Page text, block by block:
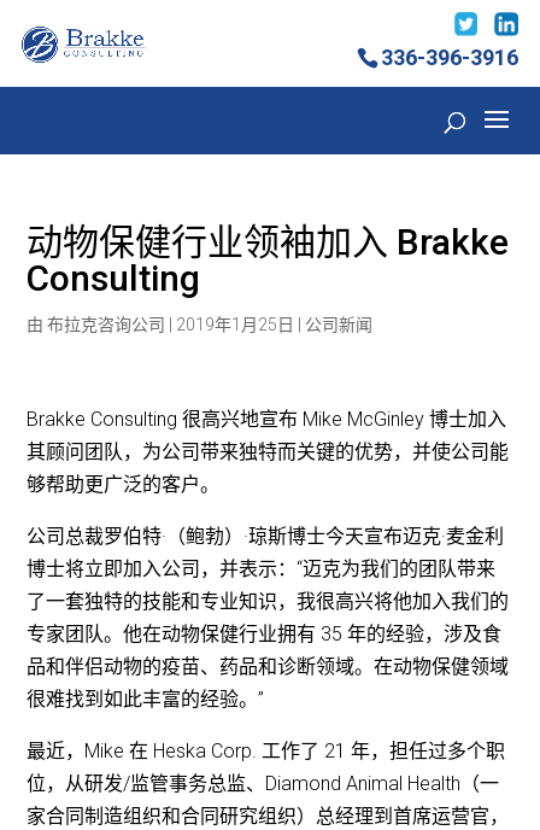
336-396-3916
动物保健行业领袖加入 Brakke
Consulting
由布拉克咨询公司 2019年1月25日 公司新闻
Brakke Consulting 很高兴地宣布 Mike McGinley 博士加入
其顾问团队，为公司带来独特而关键的优势，并使公司能
够帮助更广泛的客户。
公司总裁罗伯特·（鲍勃）·琼斯博士今天宣布迈克·麦金利
博士将立即加入公司，并表示：“迈克为我们的团队带来
了一套独特的技能和专业知识，我很高兴将他加入我们的
专家团队。他在动物保健行业拥有 35 年的经验，涉及食
品和伴侣动物的疫苗、药品和诊断领域。在动物保健领域
很难找到如此丰富的经验。”
最近，Mike 在 Heska Corp. 工作了 21 年，担任过多个职
位，从研发/监管事务总监、Diamond Animal Health（一
家合同制造组织和合同研究组织）总经理到首席运营官，